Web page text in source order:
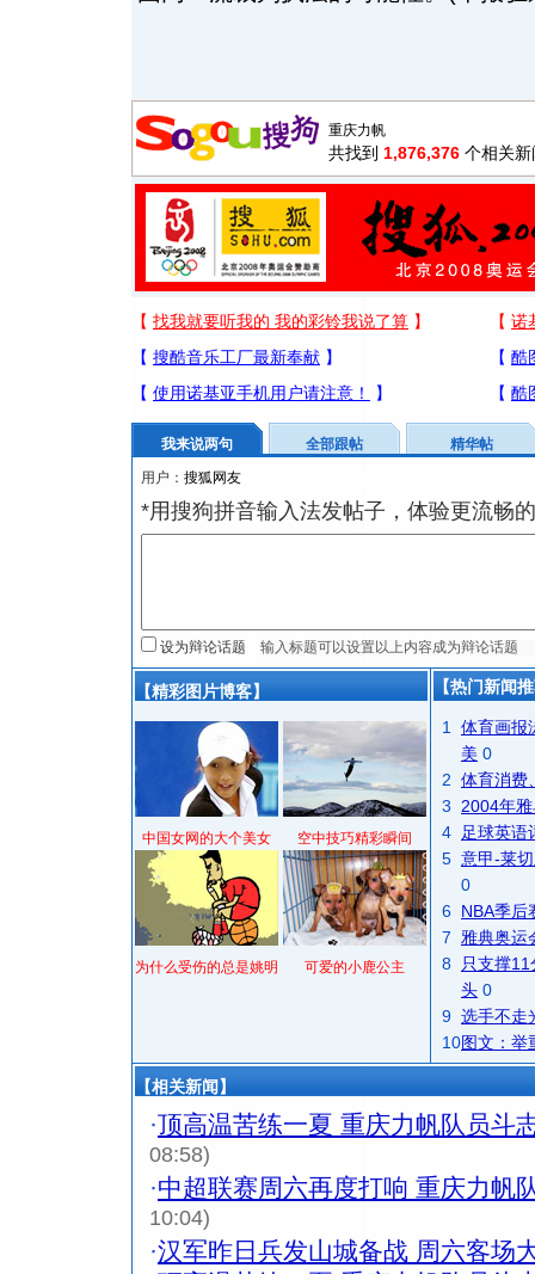
共找到 1,876,376 个相关新
我来说两句 全部跟帖
精华帖
用户：
*用搜狗拼音输入法发帖子，体验更流畅
设为辩论话题
【精彩图片博客】
中国女网的大个美女 空中技巧精彩瞬间
为什么受伤的总是姚明 可爱的小鹿公主
【热门新闻
1
体育画报
美 0
2 体育消费
3
2004年
4
足球英语
5 意甲-莱
0
6 NBA季后
7
雅典奥运
8
只支撑
头 0
9 选手不走
10图文：举
【相关新闻】
·顶高温苦练一夏 重庆力帆队员斗
08:58)
·中超联赛周六再度打响 重庆力帆
10:04)
·汉军昨日兵发山城备战 周六客场